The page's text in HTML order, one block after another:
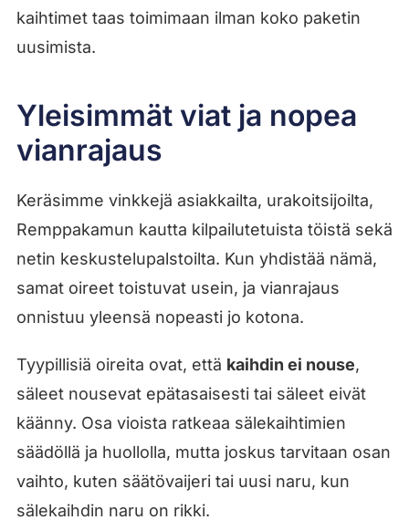
kaihtimet taas toimimaan ilman koko paketin
uusimista.
Yleisimmät viat ja nopea
vianrajaus
Keräsimme vinkkejä asiakkailta, urakoitsijoilta,
Remppakamun kautta kilpailutetuista töistä sekä
netin keskustelupalstoilta. Kun yhdistää nämä,
samat oireet toistuvat usein, ja vianrajaus
onnistuu yleensä nopeasti jo kotona.
Tyypillisiä oireita ovat, että kaihdin ei nouse,
säleet nousevat epätasaisesti tai säleet eivät
käänny. Osa vioista ratkeaa sälekaihtimien
säädöllä ja huollolla, mutta joskus tarvitaan osan
vaihto, kuten säätövaijeri tai uusi naru, kun
sälekaihdin naru on rikki.